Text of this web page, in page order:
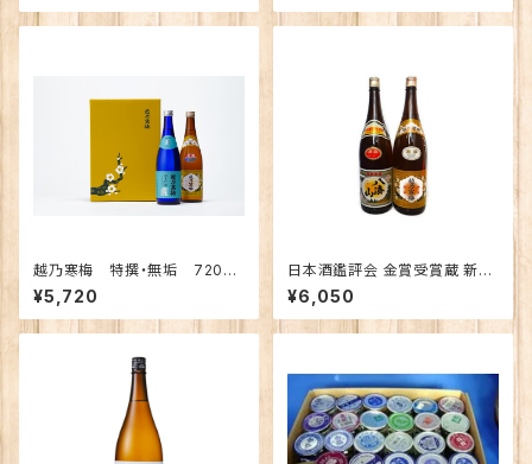
越乃寒梅 特撰・無垢 720ml
贈答箱2本入
¥5,720
日本酒鑑評会 金賞受賞蔵 新潟
の地酒飲み比べセット1800ｍｌ
×2本 （越乃寒梅 八海山）
¥6,050